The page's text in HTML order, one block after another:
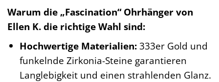
Warum die „Fascination“ Ohrhänger von
Ellen K. die richtige Wahl sind:
Hochwertige Materialien:333er Gold und
funkelnde Zirkonia-Steine garantieren
Langlebigkeit und einen strahlenden Glanz.